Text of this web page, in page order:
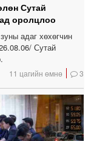
Сутай
оролцлоо
адаг хөхөгчин
Сутай
11 цагийн өмнө 3